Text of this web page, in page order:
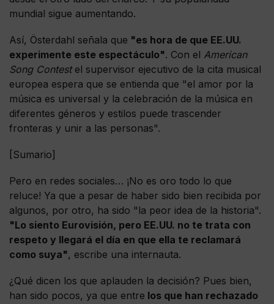
mundial sigue aumentando.
Así, Österdahl señala que "es hora de que EE.UU.
experimente este espectáculo". Con el American
Song Contest el supervisor ejecutivo de la cita musical
europea espera que se entienda que "el amor por la
música es universal y la celebración de la música en
diferentes géneros y estilos puede trascender
fronteras y unir a las personas".
[Sumario]
Pero en redes sociales… ¡No es oro todo lo que
reluce! Ya que a pesar de haber sido bien recibida por
algunos, por otro, ha sido "la peor idea de la historia".
"Lo siento Eurovisión, pero EE.UU. no te trata con
respeto y llegará el día en que ella te reclamará
como suya", escribe una internauta.
¿Qué dicen los que aplauden la decisión? Pues bien,
han sido pocos, ya que entre los que han rechazado